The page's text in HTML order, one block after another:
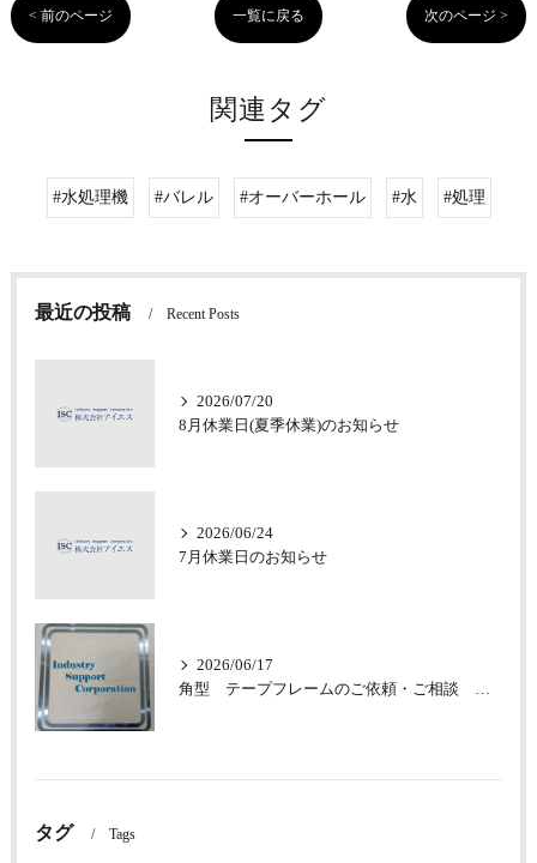
< 前のページ 一覧に戻る 次のページ >
関連タグ
#水処理機 #バレル #オーバーホール #水 #処理
最近の投稿 Recent Posts
2026/07/20
8月休業日(夏季休業)のお知らせ
2026/06/24
7月休業日のお知らせ
2026/06/17
角型 テープフレームのご依頼・ご相談 承っております
タグ Tags